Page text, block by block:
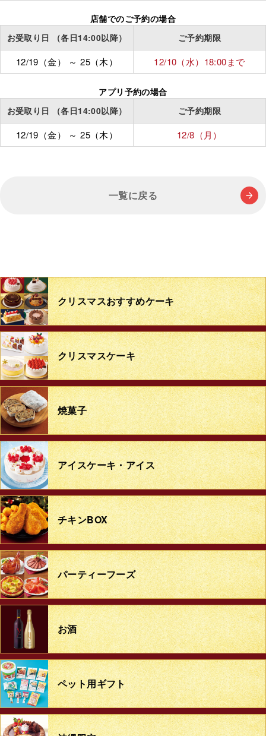
店舗でのご予約の場合
お受取り日
（各日14:00以降） ご予約期限
12/19（金） ～25（木） 12/10（水） 18:00まで
アプリ予約の場合
お受取り日
（各日14:00以降） ご予約期限
12/19（金） ～25（木） 12/8（月）
一覧に戻る
クリスマスおすすめケーキ
クリスマスケーキ
焼菓子
アイスケーキ・アイス
チキンBOX
パーティーフーズ
お酒
ペット用ギフト